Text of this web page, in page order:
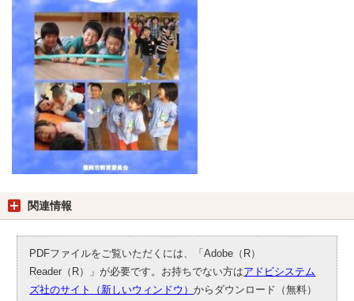
関連情報
PDFファイルをご覧いただくには、「Adobe（R）
Reader（R）」が必要です。お持ちでない方はアドビシステム
ズ社のサイト（新しいウィンドウ）からダウンロード（無料）